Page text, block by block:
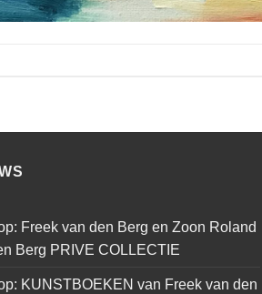
Freek van den Berg en Zoon Roland
Berg PRIVE COLLECTIE
KUNSTBOEKEN van Freek van den